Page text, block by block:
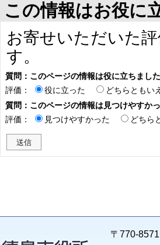
この情報はお役に
お寄せいただいた
す。
質問：このページの情報は役に立ちまし
評価：
役に立った どちらともい
質問：このページの情報は見つけやすか
評価：
見つけやすかった どちら
〒770-